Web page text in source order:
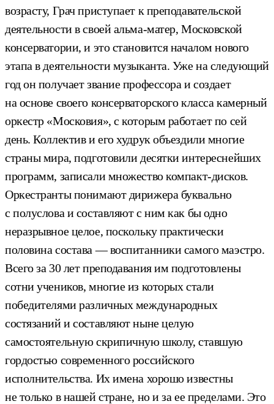
возрасту, Грач приступает к преподавательской
деятельности в своей альма-матер, Московской
консерватории, и это становится началом нового
этапа в деятельности музыканта. Уже на следующий
год он получает звание профессора и создает
на основе своего консерваторского класса камерный
оркестр «Московия», с которым работает по сей
день. Коллектив и его худрук объездили многие
страны мира, подготовили десятки интереснейших
программ, записали множество компакт-дисков.
Оркестранты понимают дирижера буквально
с полуслова и составляют с ним как бы одно
неразрывное целое, поскольку практически
половина состава — воспитанники самого маэстро.
Всего за 30 лет преподавания им подготовлены
сотни учеников, многие из которых стали
победителями различных международных
состязаний и составляют ныне целую
самостоятельную скрипичную школу, ставшую
гордостью современного российского
исполнительства. Их имена хорошо известны
не только в нашей стране, но и за ее пределами. Это